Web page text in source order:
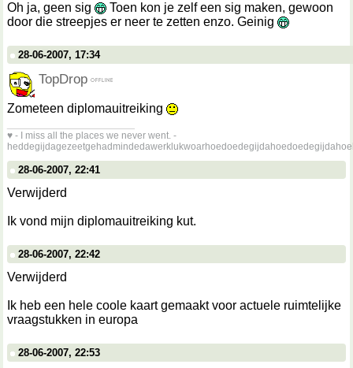
Oh ja, geen sig
Toen kon je zelf een sig maken, gewoon
door die streepjes er neer te zetten enzo. Geinig
28-06-2007, 17:34
TopDrop
Zometeen diplomauitreiking
♥ - I miss all the places we never went. -
28-06-2007, 22:41
Verwijderd
Ik vond mijn diplomauitreiking kut.
28-06-2007, 22:42
Verwijderd
Ik heb een hele coole kaart gemaakt voor actuele ruimtelijke
vraagstukken in europa
28-06-2007, 22:53